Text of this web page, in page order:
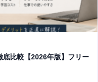
比較【2026年版】フリー